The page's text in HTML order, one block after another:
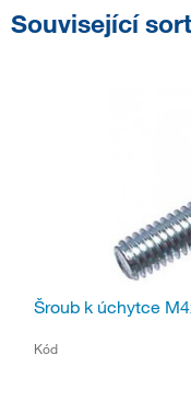
Související
Šroub k úchytce
Kód